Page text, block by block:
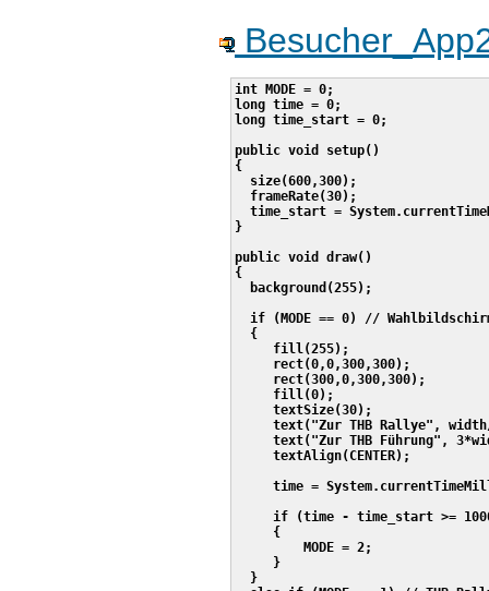
int MODE = 0;
long time = 0;
long time_start = 0;
public void setup()
{
  size(600,300);
  frameRate(30);
time_start =
}
public void draw()
{
  background(255);
if (MODE == 0) //
  {
     fill(255);
     rect(0,0,300,300);
     rect(300,0,300,300);
     fill(0);
     textSize(30);
text("Zur THB Rallye",
text("Zur THB Führung",
     textAlign(CENTER);
time =
if (time - time_start >=
     {
         MODE = 2;
     }
  }